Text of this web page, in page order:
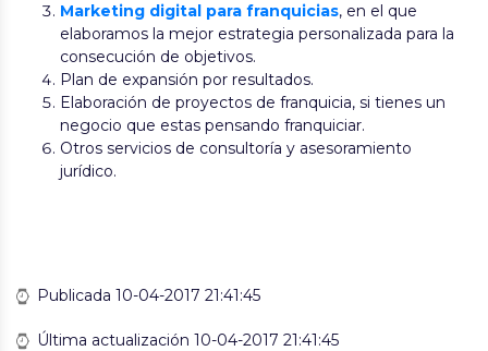
Marketing digital para franquicias, en el que
elaboramos la mejor estrategia personalizada para la
consecución de objetivos.
Plan de expansión por resultados.
Elaboración de proyectos de franquicia, si tienes un
negocio que estas pensando franquiciar.
Otros servicios de consultoría y asesoramiento
jurídico.
Publicada 10-04-2017 21:41:45
Última actualización 10-04-2017 21:41:45